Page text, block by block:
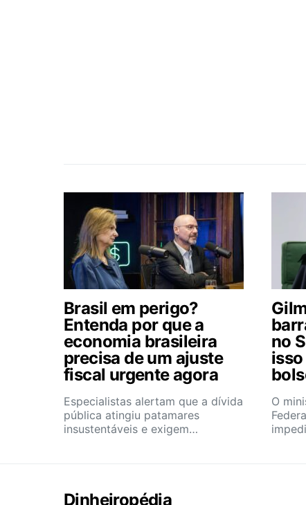
Brasil em perigo?
Entenda por que a
economia brasileira
precisa de um ajuste
fiscal urgente agora
Especialistas alertam que a dívida
pública atingiu patamares
insustentáveis e exigem…
no
O
Dinheiropédia